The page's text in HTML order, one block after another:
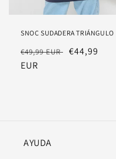
SNOC SUDADERA TRIÁNGULO
Precio
habitual
€49,99 EUR Precio
€44,99
EUR
AYUDA